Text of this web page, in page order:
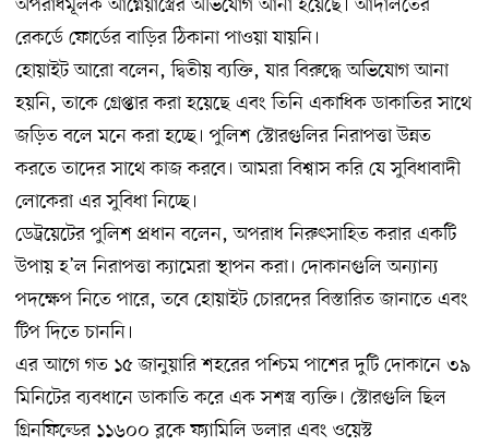
অপরাধমূলক আগ্নেয়াস্ত্রের অভিযোগ আনা হয়েছে। আদালতের
রেকর্ডে ফোর্ডের বাড়ির ঠিকানা পাওয়া যায়নি।
হোয়াইট আরো বলেন, দ্বিতীয় ব্যক্তি, যার বিরুদ্ধে অভিযোগ আনা
হয়নি, তাকে গ্রেপ্তার করা হয়েছে এবং তিনি একাধিক ডাকাতির সাথে
জড়িত বলে মনে করা হচ্ছে। পুলিশ স্টোরগুলির নিরাপত্তা উন্নত
করতে তাদের সাথে কাজ করবে। আমরা বিশ্বাস করি যে সুবিধাবাদী
লোকেরা এর সুবিধা নিচ্ছে।
ডেট্রয়েটের পুলিশ প্রধান বলেন, অপরাধ নিরুৎসাহিত করার একটি
উপায় হ’ল নিরাপত্তা ক্যামেরা স্থাপন করা। দোকানগুলি অন্যান্য
পদক্ষেপ নিতে পারে, তবে হোয়াইট চোরদের বিস্তারিত জানাতে এবং
টিপ দিতে চাননি।
এর আগে গত ১৫ জানুয়ারি শহরের পশ্চিম পাশের দুটি দোকানে ৩৯
মিনিটের ব্যবধানে ডাকাতি করে এক সশস্ত্র ব্যক্তি। স্টোরগুলি ছিল
গ্রিনফিল্ডের ১১৬০০ ব্লকে ফ্যামিলি ডলার এবং ওয়েস্ট